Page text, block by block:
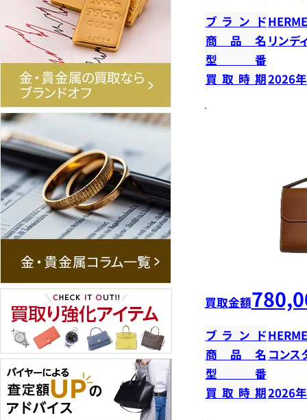
ブランド
商品名 リンデ
型番
買取時期2026
買取金額
ブランド
商品名 コンス
型番
買取時期2026